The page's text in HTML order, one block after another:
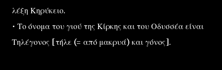
λέξη Κηρύκειο.
• Το όνομα του γιού της Κίρκης και του Οδυσσέα είναι
Τηλέγονος [τήλε (= από μακρυά) και γόνος].